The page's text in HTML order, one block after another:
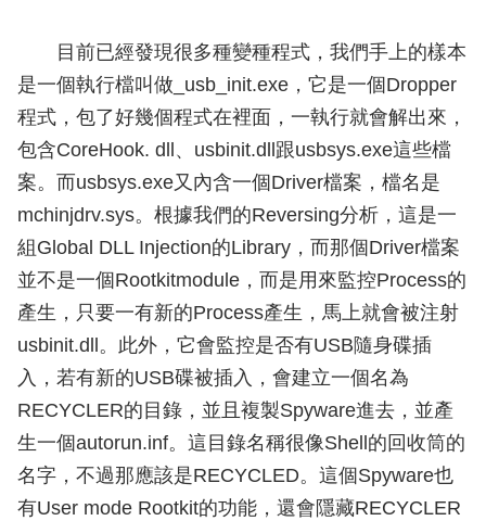
目前已經發現很多種變種程式，我們手上的樣本
是一個執行檔叫做_usb_init.exe，它是一個Dropper
程式，包了好幾個程式在裡面，一執行就會解出來，
包含CoreHook. dll、usbinit.dll跟usbsys.exe這些檔
案。而usbsys.exe又內含一個Driver檔案，檔名是
mchinjdrv.sys。根據我們的Reversing分析，這是一
組Global DLL Injection的Library，而那個Driver檔案
並不是一個Rootkitmodule，而是用來監控Process的
產生，只要一有新的Process產生，馬上就會被注射
usbinit.dll。此外，它會監控是否有USB隨身碟插
入，若有新的USB碟被插入，會建立一個名為
RECYCLER的目錄，並且複製Spyware進去，並產
生一個autorun.inf。這目錄名稱很像Shell的回收筒的
名字，不過那應該是RECYCLED。這個Spyware也
有User mode Rootkit的功能，還會隱藏RECYCLER